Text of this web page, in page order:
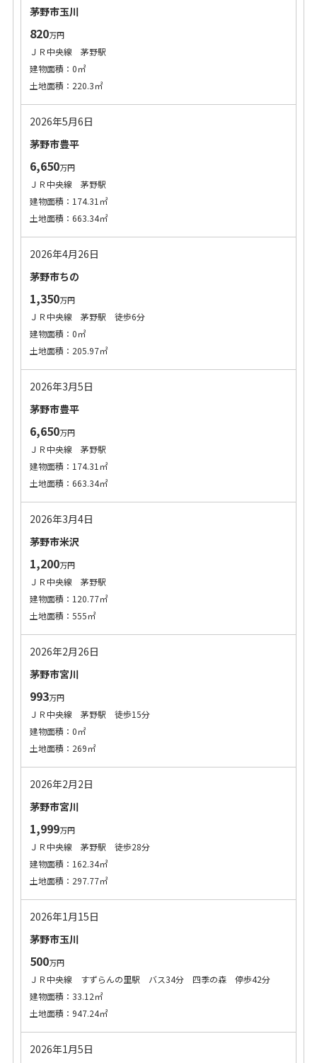
茅野市玉川
820万円
ＪＲ中央線 茅野駅
建物面積：0㎡
土地面積：220.3㎡
2026年5月6日
茅野市豊平
6,650万円
ＪＲ中央線 茅野駅
建物面積：174.31㎡
土地面積：663.34㎡
2026年4月26日
茅野市ちの
1,350万円
ＪＲ中央線 茅野駅 徒歩6分
建物面積：0㎡
土地面積：205.97㎡
2026年3月5日
茅野市豊平
6,650万円
ＪＲ中央線 茅野駅
建物面積：174.31㎡
土地面積：663.34㎡
2026年3月4日
茅野市米沢
1,200万円
ＪＲ中央線 茅野駅
建物面積：120.77㎡
土地面積：555㎡
2026年2月26日
茅野市宮川
993万円
ＪＲ中央線 茅野駅 徒歩15分
建物面積：0㎡
土地面積：269㎡
2026年2月2日
茅野市宮川
1,999万円
ＪＲ中央線 茅野駅 徒歩28分
建物面積：162.34㎡
土地面積：297.77㎡
2026年1月15日
茅野市玉川
500万円
ＪＲ中央線 すずらんの里駅 バス34分 四季の森 停歩42分
建物面積：33.12㎡
土地面積：947.24㎡
2026年1月5日